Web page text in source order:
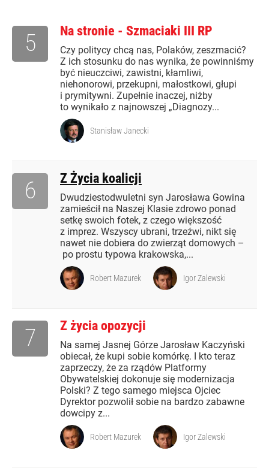
Na stronie - Szmaciaki III RP
Czy politycy chcą nas, Polaków, zeszmacić?
Z ich stosunku do nas wynika, że powinniśmy
być nieuczciwi, zawistni, kłamliwi,
niehonorowi, przekupni, małostkowi, głupi
i prymitywni. Zupełnie inaczej, niżby
to wynikało z najnowszej „Diagnozy...
5
Stanisław Janecki
Z Życia koalicji
Dwudziestodwuletni syn Jarosława Gowina
zamieścił na Naszej Klasie zdrowo ponad
setkę swoich fotek, z czego większość
z imprez. Wszyscy ubrani, trzeźwi, nikt się
nawet nie dobiera do zwierząt domowych –
po prostu typowa krakowska,...
6
Robert Mazurek Igor Zalewski
Z życia opozycji
Na samej Jasnej Górze Jarosław Kaczyński
obiecał, że kupi sobie komórkę. I kto teraz
zaprzeczy, że za rządów Platformy
Obywatelskiej dokonuje się modernizacja
Polski? Z tego samego miejsca Ojciec
Dyrektor pozwolił sobie na bardzo zabawne
dowcipy z...
7
Robert Mazurek Igor Zalewski